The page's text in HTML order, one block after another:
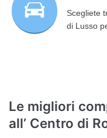
Scegliete
di Lusso
Le migliori
all’ Centro di